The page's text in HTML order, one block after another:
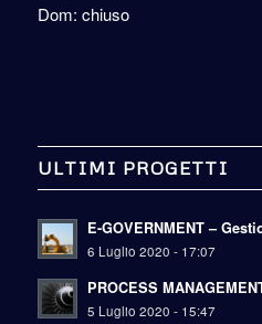
Dom: chiuso
ULTIMI PROGETTI
E-GOVERNMENT –
6 Luglio 2020 - 17:07
PROCESS
5 Luglio 2020 - 15:47